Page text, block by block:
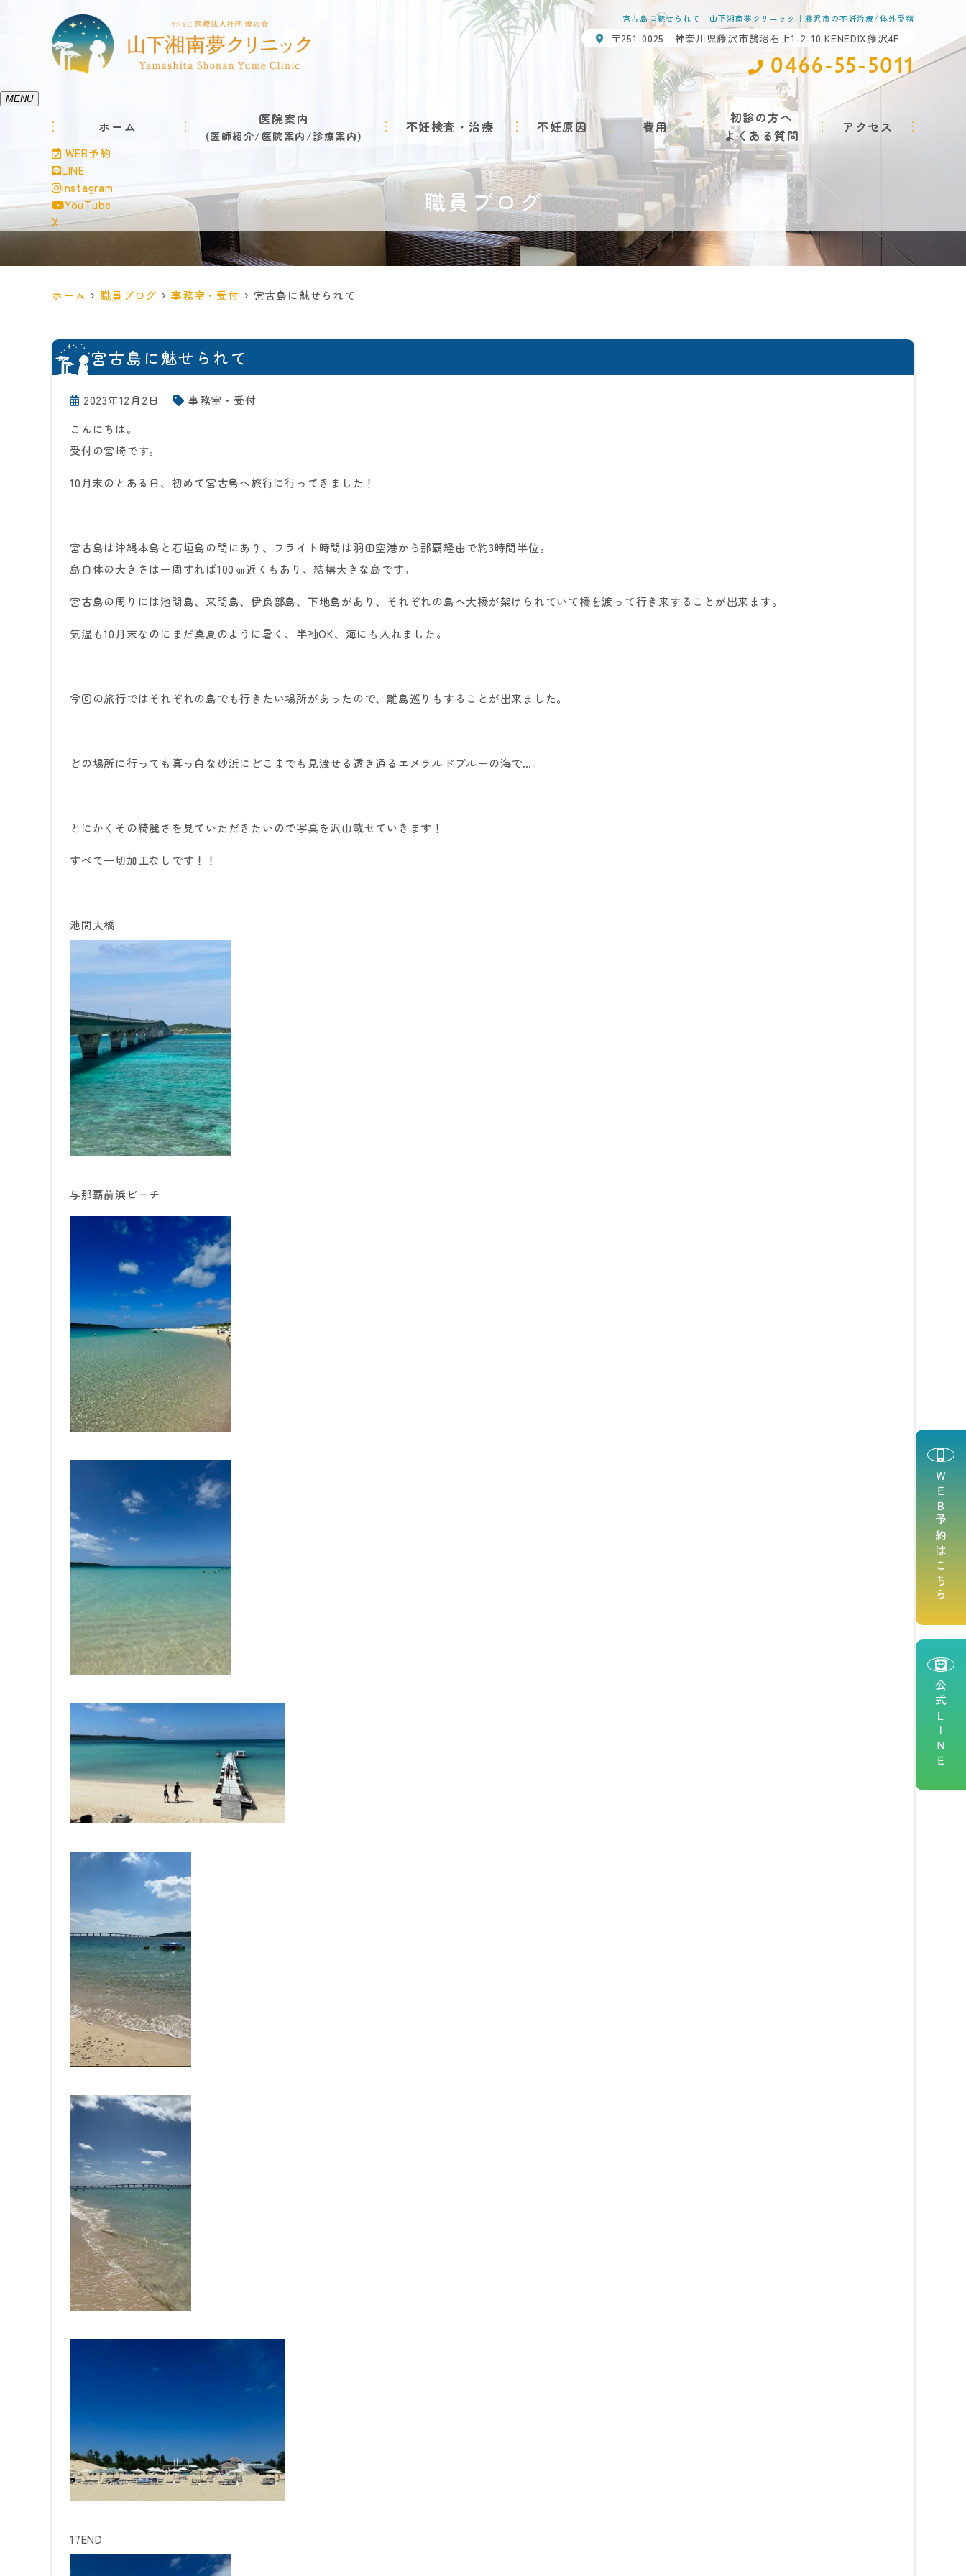
宮古島に魅せられて｜山下湘南夢クリニック｜藤沢市の不妊治療/体外受精
〒251-0025 神奈川県藤沢市鵠沼石上1-2-10 KENEDIX藤沢4F
0466-55-5011
MENU
ホーム 医院案内
医師紹介 医院案内 診療案内
不妊検査・治療 不妊原因 費用
初診の方へ
よくある質問
アクセス
WEB予約
LINE
Instagram
YouTube
X
ＷＥＢ予約はこちら
公式ＬＩＮＥ
職員ブログ
ホーム 職員ブログ 事務室・受付 宮古島に魅せられて
宮古島に魅せられて
2023年12月2日
事務室・受付
こんにちは。
受付の宮崎です。
10月末のとある日、初めて宮古島へ旅行に行ってきました！
宮古島は沖縄本島と石垣島の間にあり、フライト時間は羽田空港から那覇経由で約3時間半位。
島自体の大きさは一周すれば100㎞近くもあり、結構大きな島です。
宮古島の周りには池間島、来間島、伊良部島、下地島があり、それぞれの島へ大橋が架けられていて橋を渡って行き来することが出来ます。
気温も10月末なのにまだ真夏のように暑く、半袖OK、海にも入れました。
今回の旅行ではそれぞれの島でも行きたい場所があったので、離島巡りもすることが出来ました。
どの場所に行っても真っ白な砂浜にどこまでも見渡せる透き通るエメラルドブルーの海で…。
とにかくその綺麗さを見ていただきたいので写真を沢山載せていきます！
すべて一切加工なしです！！
池間大橋
与那覇前浜ビーチ
17END